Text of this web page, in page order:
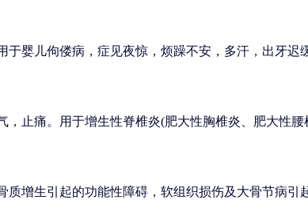
于婴儿佝偻病，症见夜惊，烦躁不安，多汗，出牙迟
，止痛。用于增生性脊椎炎(肥大性胸椎炎、肥大性腰
质增生引起的功能性障碍，软组织损伤及大骨节病引